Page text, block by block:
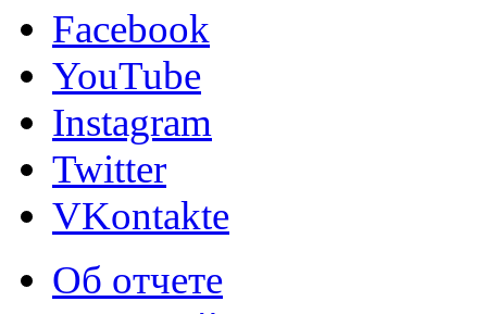
Facebook
YouTube
Instagram
Twitter
VKontakte
Об отчете